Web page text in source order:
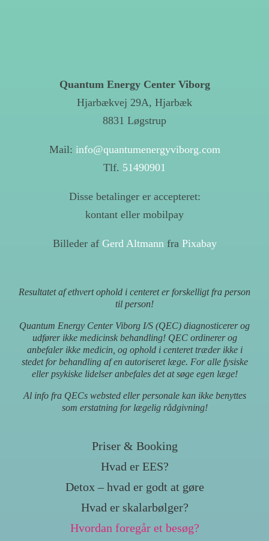
Quantum Energy Center Viborg
Hjarbækvej 29A, Hjarbæk
8831 Løgstrup
Mail: info@quantumenergyviborg.com
Tlf. 51490901
Disse betalinger er accepteret:
kontant eller mobilpay
Billeder af Gerd Altmannfra Pixabay
Resultatet af ethvert ophold i centeret er forskelligt fra person
til person!
Quantum Energy Center Viborg I/S (QEC) diagnosticerer og
udfører ikke medicinsk behandling! QEC ordinerer og
anbefaler ikke medicin, og ophold i centeret træder ikke i
stedet for behandling af en autoriseret læge. For alle fysiske
eller psykiske lidelser anbefales det at søge egen læge!
Al info fra QECs websted eller personale kan ikke benyttes
som erstatning for lægelig rådgivning!
Priser & Booking
Hvad er EES?
Detox – hvad er godt at gøre
Hvad er skalarbølger?
Hvordan foregår et besøg?